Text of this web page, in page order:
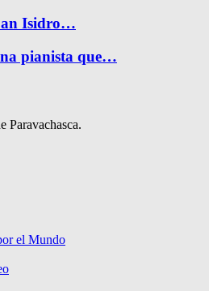
Isidro…
pianista que…
Paravachasca.
el Mundo